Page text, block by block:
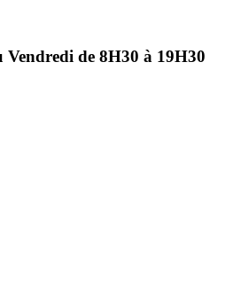
de 8H30 à 19H30